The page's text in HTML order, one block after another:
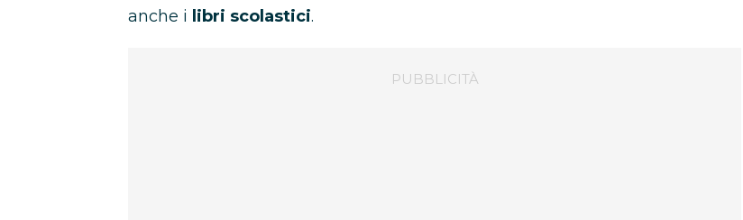
anche i libri scolastici.